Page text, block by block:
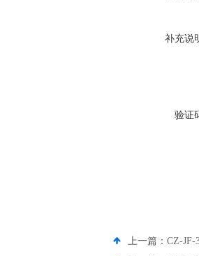
补充说
验证
上一篇： CZ-JF-